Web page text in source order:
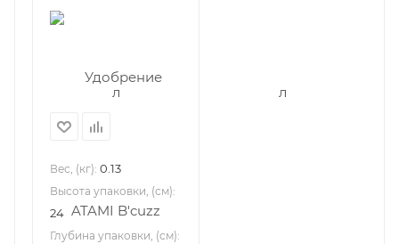
Вес, (кг): 0.13
Высота упаковки, (см):
24
Глубина упаковки, (см):